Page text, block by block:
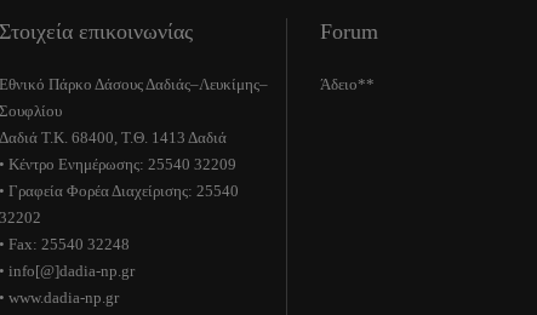
Στοιχεία επικοινωνίας
Εθνικό Πάρκο Δάσους Δαδιάς–Λευκίμης–
Σουφλίου
Δαδιά Τ.Κ. 68400, Τ.Θ. 1413 Δαδιά
• Κέντρο Ενημέρωσης: 25540 32209
• Γραφεία Φορέα Διαχείρισης: 25540
32202
• Fax: 25540 32248
• info[@]dadia-np.gr
• www.dadia-np.gr
Forum
Άδειο**